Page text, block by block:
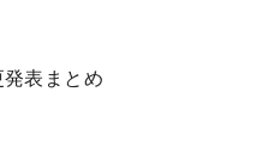
表まとめ